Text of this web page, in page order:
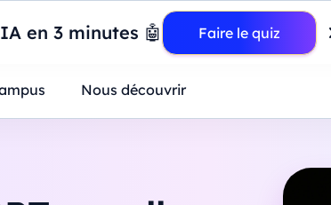
en 3 minutes 🤖 Faire le quiz
BI : construisez votre premier dashboard de A à Z
Nous découvrir